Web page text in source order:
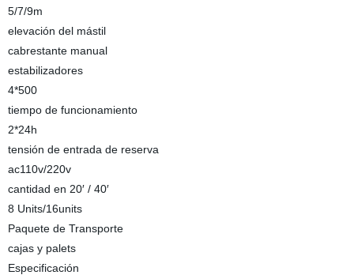
5/7/9m
elevación del mástil
cabrestante manual
estabilizadores
4*500
tiempo de funcionamiento
2*24h
tensión de entrada de reserva
ac110v/220v
cantidad en 20′ / 40′
8 Units/16units
Paquete de Transporte
cajas y palets
Especificación